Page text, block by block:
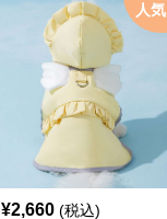
人気
¥2,660 (税込)